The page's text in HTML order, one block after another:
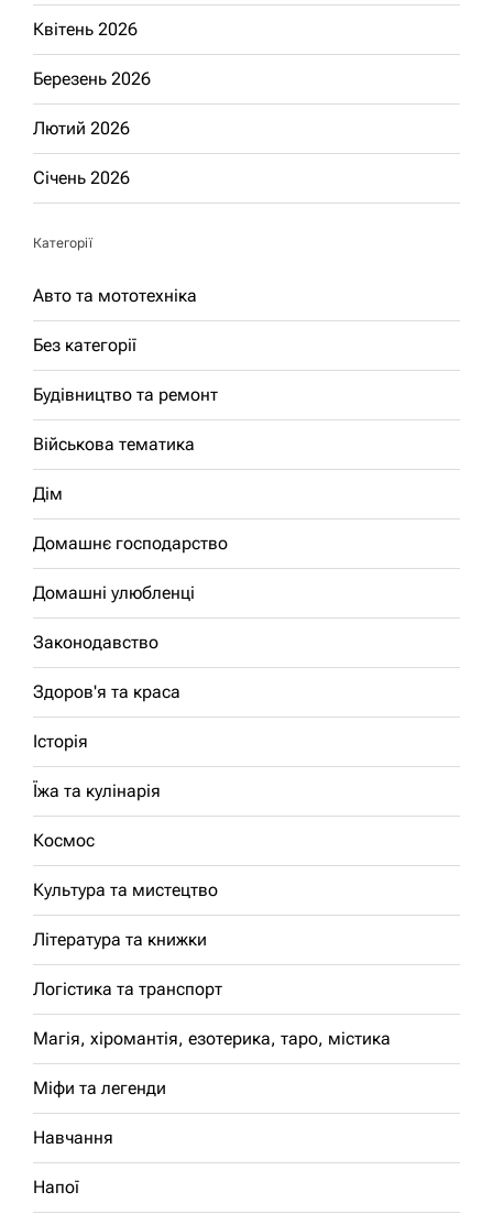
Квітень 2026
Березень 2026
Лютий 2026
Січень 2026
Категорії
Авто та мототехніка
Без категорії
Будівництво та ремонт
Військова тематика
Дім
Домашнє господарство
Домашні улюбленці
Законодавство
Здоров'я та краса
Історія
Їжа та кулінарія
Космос
Культура та мистецтво
Література та книжки
Логістика та транспорт
Магія, хіромантія, езотерика, таро, містика
Міфи та легенди
Навчання
Напої